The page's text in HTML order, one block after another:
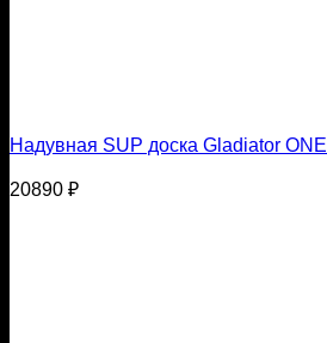
Надувная SUP доска Gladiator
20890 ₽